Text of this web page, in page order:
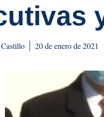
20 de enero de 2021